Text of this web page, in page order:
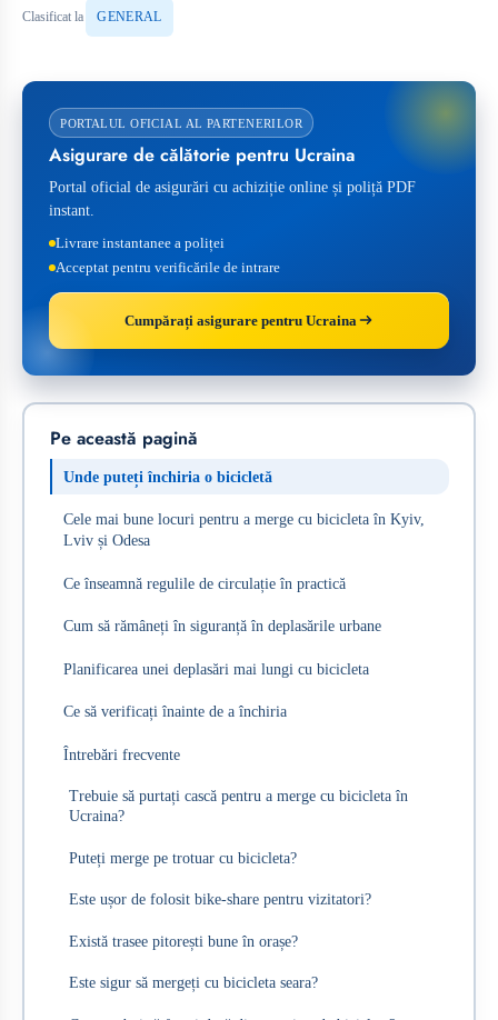
Clasificat la GENERAL
PORTALUL OFICIAL AL PARTENERILOR
Asigurare de călătorie pentru Ucraina
Portal oficial de asigurări cu achiziție online și poliță PDF
instant.
Livrare instantanee a poliței
Acceptat pentru verificările de intrare
Cumpărați asigurare pentru Ucraina
Pe această pagină
Unde puteți închiria o bicicletă
Cele mai bune locuri pentru a merge cu bicicleta în Kyiv,
Lviv și Odesa
Ce înseamnă regulile de circulație în practică
Cum să rămâneți în siguranță în deplasările urbane
Planificarea unei deplasări mai lungi cu bicicleta
Ce să verificați înainte de a închiria
Întrebări frecvente
Trebuie să purtați cască pentru a merge cu bicicleta în
Ucraina?
Puteți merge pe trotuar cu bicicleta?
Este ușor de folosit bike-share pentru vizitatori?
Există trasee pitorești bune în orașe?
Este sigur să mergeți cu bicicleta seara?